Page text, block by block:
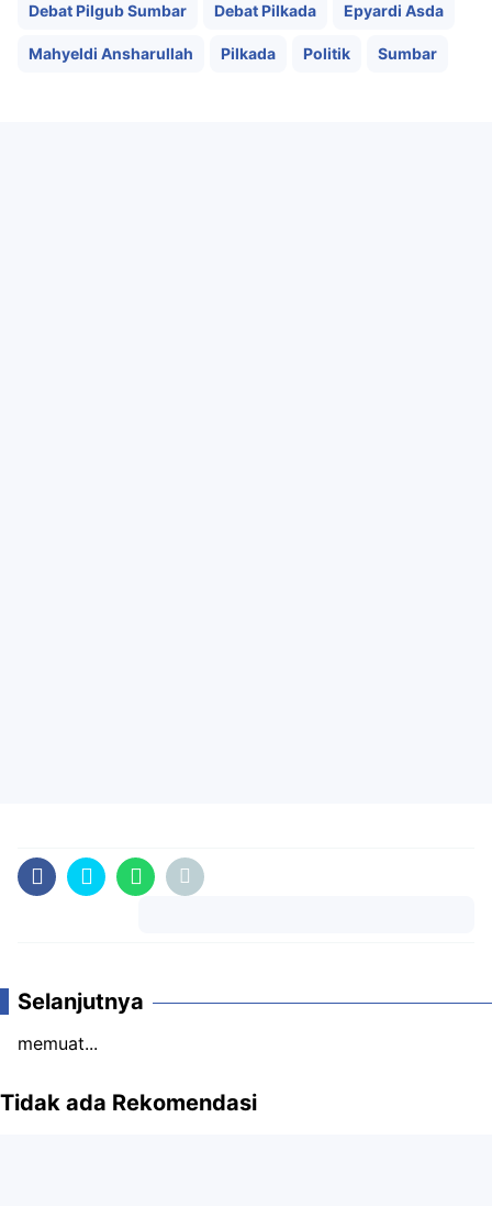
Debat Pilgub Sumbar Debat Pilkada Epyardi Asda
Mahyeldi Ansharullah Pilkada Politik Sumbar
Selanjutnya
memuat...
Tidak ada Rekomendasi